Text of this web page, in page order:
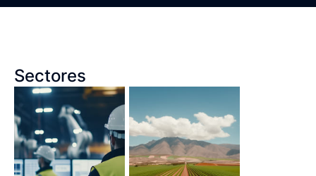
Sectores